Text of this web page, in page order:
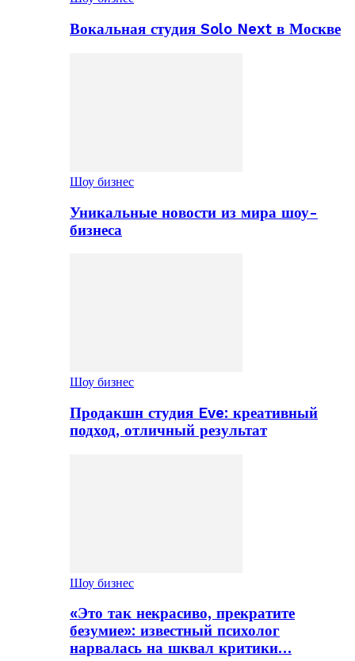
Вокальная студия Solo Next в Москве
Шоу бизнес
Уникальные новости из мира шоу-
бизнеса
Шоу бизнес
Продакшн студия Eve: креативный
подход, отличный результат
Шоу бизнес
«Это так некрасиво, прекратите
безумие»: известный психолог
нарвалась на шквал критики…